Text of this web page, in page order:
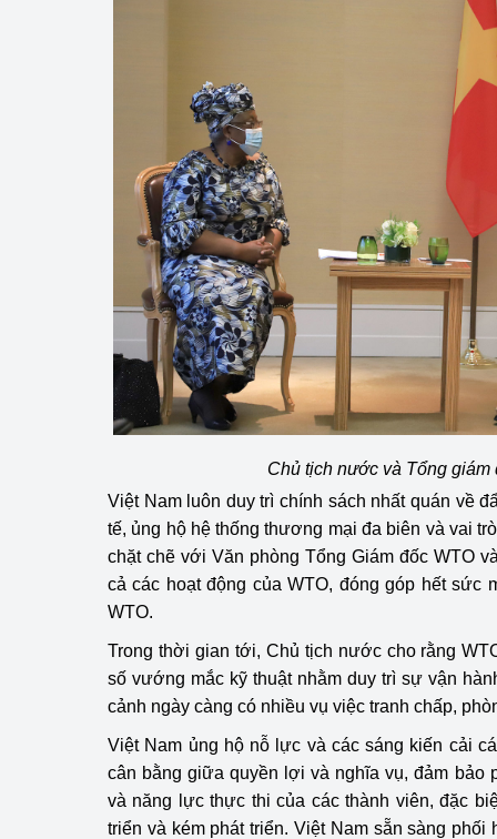
Chủ tịch nước và Tổng giám
Việt Nam luôn duy trì chính sách nhất quán về
tế, ủng hộ hệ thống thương mại đa biên và vai
chặt chẽ với Văn phòng Tổng Giám đốc WTO
cả các hoạt động của WTO, đóng góp hết sức
WTO.
Trong thời gian tới, Chủ tịch nước cho rằng
số vướng mắc kỹ thuật nhằm duy trì sự vận
cảnh ngày càng có nhiều vụ việc tranh chấp,
Việt Nam ủng hộ nỗ lực và các sáng kiến cải
cân bằng giữa quyền lợi và nghĩa vụ, đảm bảo
và năng lực thực thi của các thành viên, đặc
triển và kém phát triển. Việt Nam sẵn sàng phối